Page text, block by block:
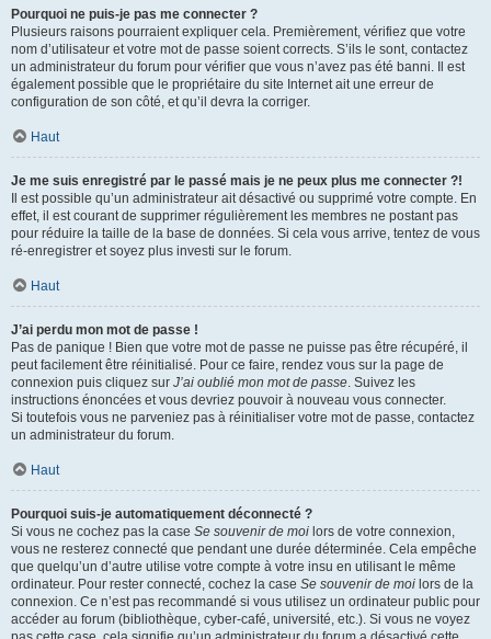
Pourquoi ne puis-je pas me connecter ?
Plusieurs raisons pourraient expliquer cela. Premièrement, vérifiez que votre
nom d’utilisateur et votre mot de passe soient corrects. S’ils le sont, contactez
un administrateur du forum pour vérifier que vous n’avez pas été banni. Il est
également possible que le propriétaire du site Internet ait une erreur de
configuration de son côté, et qu’il devra la corriger.
Haut
Je me suis enregistré par le passé mais je ne peux plus me connecter ?!
Il est possible qu’un administrateur ait désactivé ou supprimé votre compte. En
effet, il est courant de supprimer régulièrement les membres ne postant pas
pour réduire la taille de la base de données. Si cela vous arrive, tentez de vous
ré-enregistrer et soyez plus investi sur le forum.
Haut
J’ai perdu mon mot de passe !
Pas de panique ! Bien que votre mot de passe ne puisse pas être récupéré, il
peut facilement être réinitialisé. Pour ce faire, rendez vous sur la page de
connexion puis cliquez sur J’ai oublié mon mot de passe. Suivez les
instructions énoncées et vous devriez pouvoir à nouveau vous connecter.
Si toutefois vous ne parveniez pas à réinitialiser votre mot de passe, contactez
un administrateur du forum.
Haut
Pourquoi suis-je automatiquement déconnecté ?
Si vous ne cochez pas la case Se souvenir de moi lors de votre connexion,
vous ne resterez connecté que pendant une durée déterminée. Cela empêche
que quelqu’un d’autre utilise votre compte à votre insu en utilisant le même
ordinateur. Pour rester connecté, cochez la case Se souvenir de moi lors de la
connexion. Ce n’est pas recommandé si vous utilisez un ordinateur public pour
accéder au forum (bibliothèque, cyber-café, université, etc.). Si vous ne voyez